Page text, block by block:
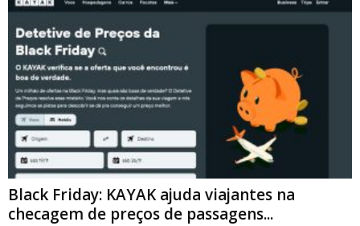
Black Friday: KAYAK ajuda viajantes na
checagem de preços de passagens...